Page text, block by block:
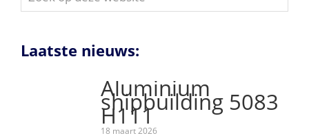
op
website
Laatste nieuws:
Aluminium
shipbuilding 5083
H111
18 maart 2026